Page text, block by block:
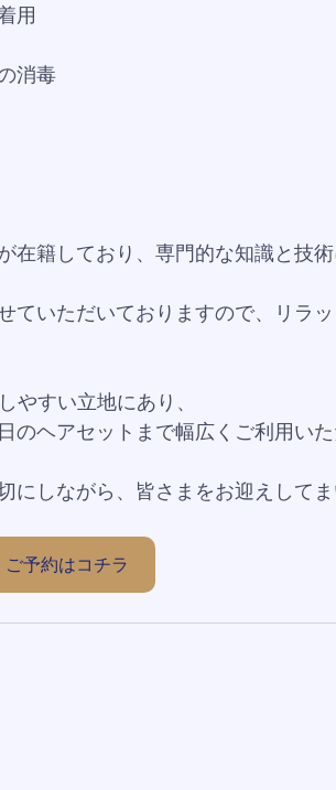
用
消毒
在籍しており、専門的な知識と技
ていただいておりますので、リラッ
やすい立地にあり、
のヘアセットまで幅広くご利用い
にしながら、皆さまをお迎えしてま
ご予約はコチラ